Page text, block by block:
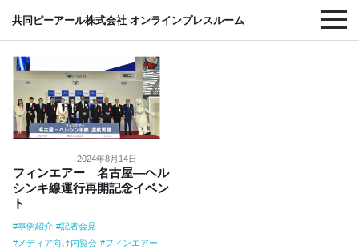
共同ピーアール株式会社 オンラインプレスルーム
#エアライン
2024年8月14日
フィンエアー 名古屋―ヘル
シンキ線運行再開記念イベン
ト
事例紹介
記者会見
メディア向け内覧会
フィンエアー